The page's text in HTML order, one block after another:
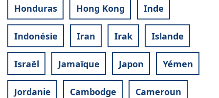
Honduras Hong Kong Inde
Indonésie Iran Irak Islande
Israël Jamaïque Japon Yémen
Jordanie Cambodge Cameroun